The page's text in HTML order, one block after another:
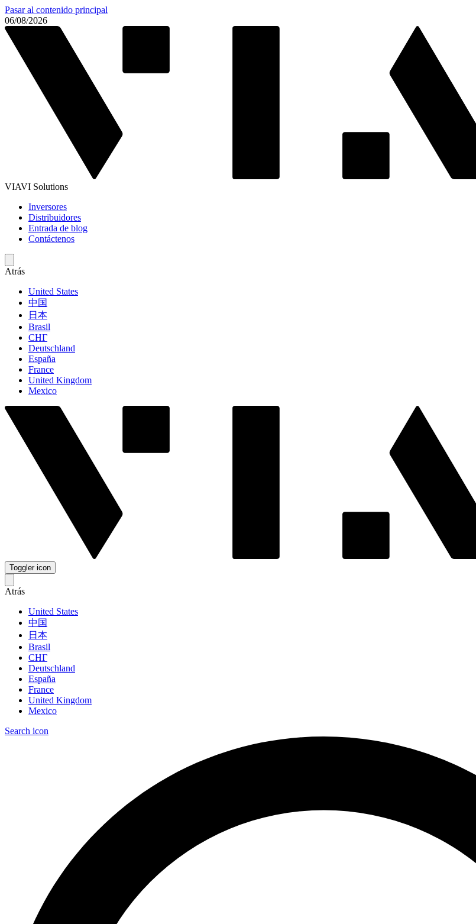
Pasar al contenido principal
06/08/2026
VIAVI Solutions
Inversores
Distribuidores
Entrada de blog
Contáctenos
Atrás
United States
中国
日本
Brasil
СНГ
Deutschland
España
France
United Kingdom
Mexico
Toggler icon
Atrás
United States
中国
日本
Brasil
СНГ
Deutschland
España
France
United Kingdom
Mexico
Search icon